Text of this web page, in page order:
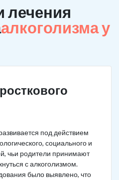
лечения
алкоголизма у
под действием
социального и
чьи родители принимают
с алкоголизмом.
было выявлено, что